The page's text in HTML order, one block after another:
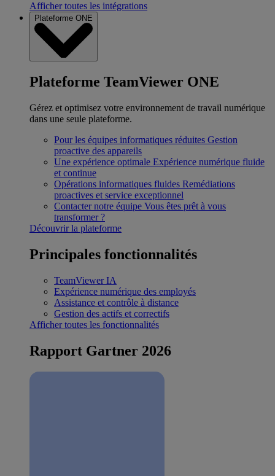
Afficher toutes les intégrations
Plateforme ONE
Plateforme TeamViewer ONE
Gérez et optimisez votre environnement de travail numérique
dans une seule plateforme.
Pour les équipes informatiques réduites Gestion
proactive des appareils
Une expérience optimale Expérience numérique fluide
et continue
Opérations informatiques fluides Remédiations
proactives et service exceptionnel
Contacter notre équipe Vous êtes prêt à vous
transformer ?
Découvrir la plateforme
Principales fonctionnalités
TeamViewer IA
Expérience numérique des employés
Assistance et contrôle à distance
Gestion des actifs et correctifs
Afficher toutes les fonctionnalités
Rapport Gartner 2026